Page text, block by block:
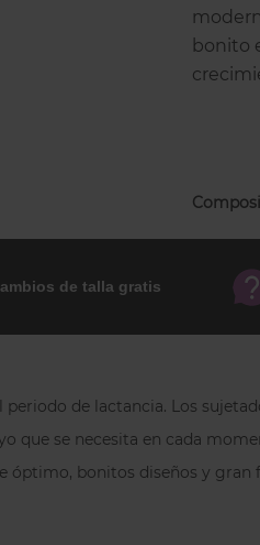
bonito
bonita
de talla gratis
de lactancia. Los
se necesita en cada
óptimo, bonitos diseños y gran